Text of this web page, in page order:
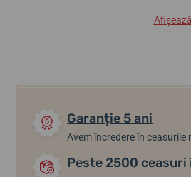
Garanție 5 ani
Avem încredere în ceasurile
Peste 2500 ceasuri